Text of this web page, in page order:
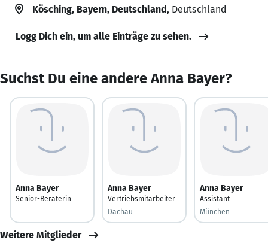
Kösching, Bayern, Deutschland, Deutschland
Logg Dich ein, um alle Einträge zu sehen.
Suchst Du eine andere Anna Bayer?
Anna Bayer
Senior-Beraterin
Anna Bayer
Vertriebsmitarbeiter
Dachau
Anna Bayer
Assistant
München
Weitere Mitglieder